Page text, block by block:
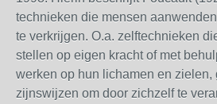
technieken die mensen
te verkrijgen. O.a. zelftechnieken
stellen op eigen kracht of met
werken op hun lichamen en zielen,
zijnswijzen om door zichzelf te